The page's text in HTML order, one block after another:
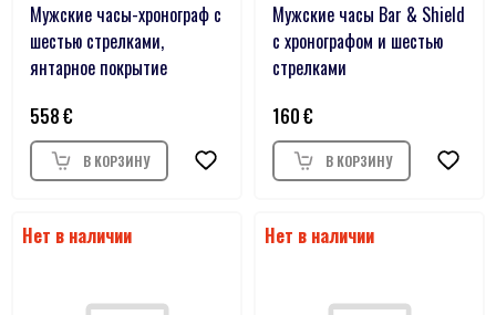
Мужские часы-хронограф с
шестью стрелками,
янтарное покрытие
558
Мужские часы Bar & Shield
с хронографом и шестью
стрелками
160